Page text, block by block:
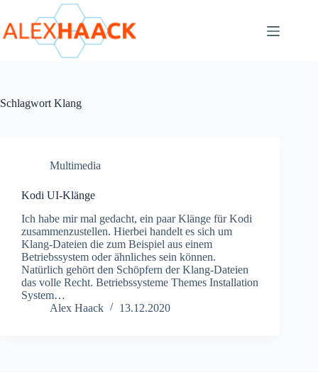
springen
Schlagwort Klang
Multimedia
Kodi UI-Klänge
Ich habe mir mal gedacht, ein paar Klänge für Kodi
zusammenzustellen. Hierbei handelt es sich um
Klang-Dateien die zum Beispiel aus einem
Betriebssystem oder ähnliches sein können.
Natürlich gehört den Schöpfern der Klang-Dateien
das volle Recht. Betriebssysteme Themes Installation
System…
Alex Haack
13.12.2020